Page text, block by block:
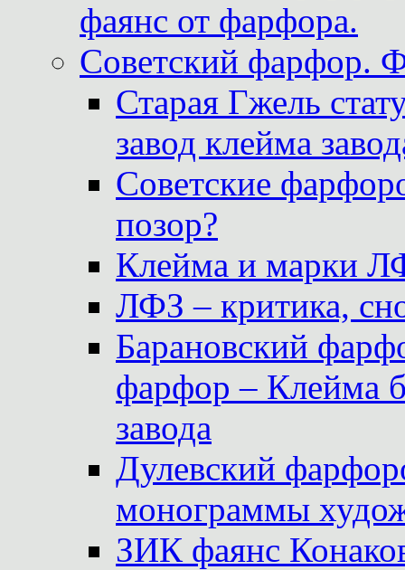
фаянс от фарфора.
Советский фарфор.
Старая Гжель
завод клейма
Советские
позор?
Клейма и марки
ЛФЗ – критика,
Барановский
фарфор – Клейма
завода
Дулевский
монограммы
ЗИК фаянс